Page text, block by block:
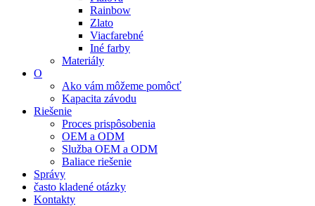
Rainbow
Zlato
Viacfarebné
Iné farby
Materiály
O
Ako vám môžeme pomôcť
Kapacita závodu
Riešenie
Proces prispôsobenia
OEM a ODM
Služba OEM a ODM
Baliace riešenie
Správy
často kladené otázky
Kontakty